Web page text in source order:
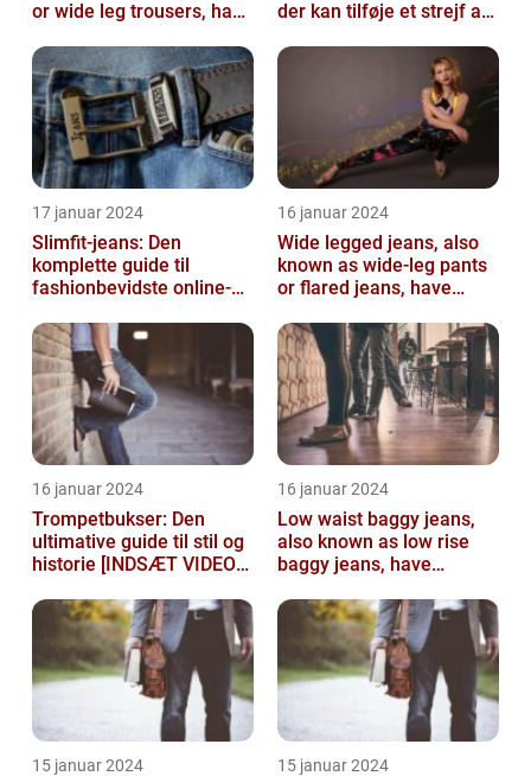
or wide leg trousers, have
fashion tre...
der kan tilføje et strejf af
17 januar 2024
Slimfit-jeans: Den
komplette guide til
fashionbevidste online-
16 januar 2024
Wide legged jeans, also
known as wide-leg pants
or flared jeans, have
people...
16 januar 2024
Trompetbukser: Den
ultimative guide til stil og
historie [INDSÆT VIDEO
16 januar 2024
Low waist baggy jeans,
also known as low rise
baggy jeans, have
fashion choice for ...
15 januar 2024 15 januar 2024